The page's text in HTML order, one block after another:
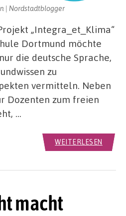
| Nordstadtblogger
„Integra_et_Klima“
Dortmund möchte
die deutsche Sprache,
zu
vermitteln. Neben
Dozenten zum freien
…
WEITERLESEN
macht